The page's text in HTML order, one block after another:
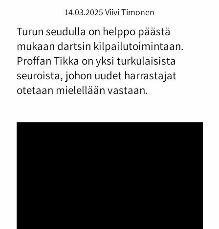
14.03.2025 Viivi Timonen
Turun seudulla on helppo päästä
mukaan dartsin kilpailutoimintaan.
Proffan Tikka on yksi turkulaisista
seuroista, johon uudet harrastajat
otetaan mielellään vastaan.